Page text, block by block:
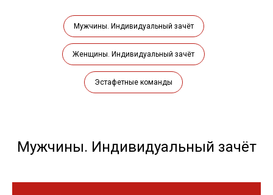
Мужчины. Индивидуальный зачёт
Женщины. Индивидуальный зачёт
Эстафетные команды
Мужчины. Индивидуальный зачёт